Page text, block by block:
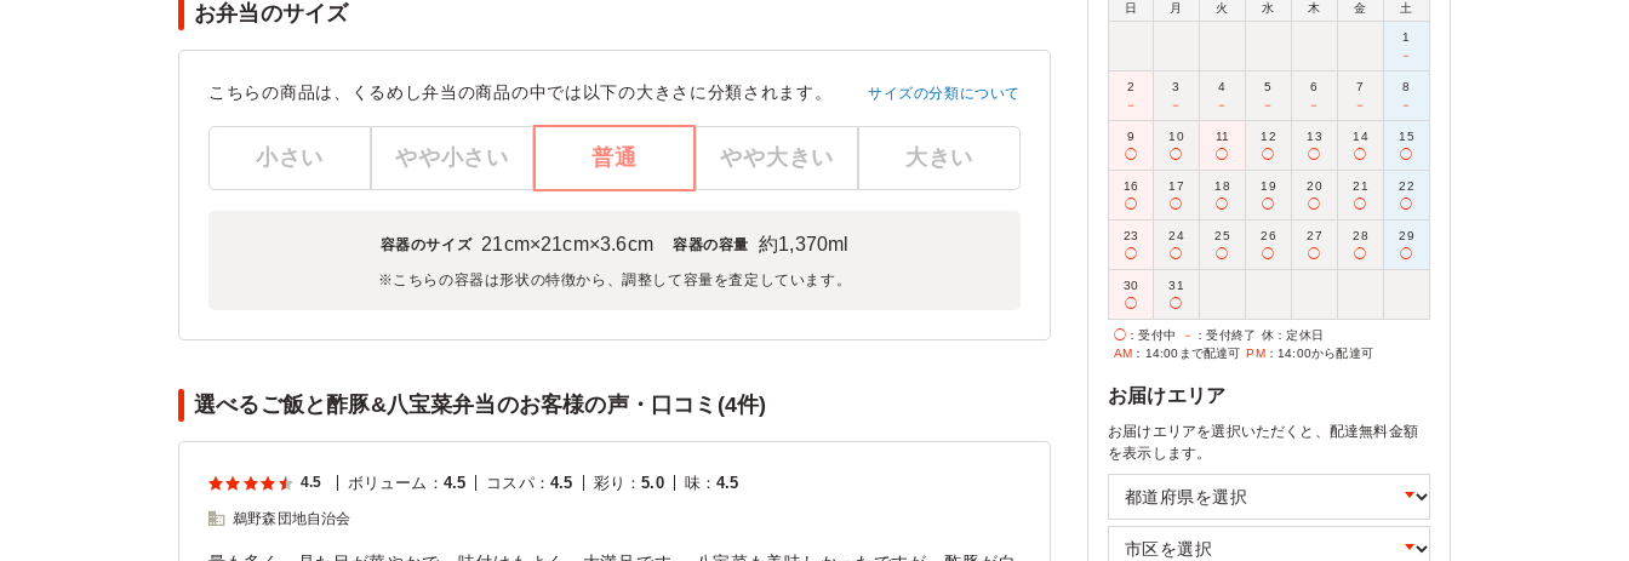
お弁当のサイズ
こちらの商品は、くるめし弁当の商品の中では以下の大きさに分類されます。 サイズの分類について
小さい やや小さい 普通 やや大きい 大きい
容器のサイズ 21cm×21cm×3.6cm 容器の容量 約1,370ml
※こちらの容器は形状の特徴から、調整して容量を査定しています。
選べるご飯と酢豚&八宝菜弁当のお客様の声・口コミ(4件)
4.5 ボリューム ： 4.5 コスパ： 4.5 彩り ：5.0 味：4.5
鵜野森団地自治会
日 月 火 水 木 金 土
1
－
2
－
3
－
4
－
5
－
6
－
7
－
8
－
9
◯
10
◯
11
◯
12
◯
13
◯
14
◯
15
◯
16
◯
17
◯
18
◯
19
◯
20
◯
21
◯
22
◯
23
◯
24
◯
25
◯
26
◯
27
◯
28
◯
29
◯
30
◯
31
◯
◯ ：受付中 － ：受付終了 休 ：定休日
AM ：14:00まで配達可 PM：14:00から配達可
お届けエリア
お届けエリアを選択いただくと、配達無料金額
を表示します。